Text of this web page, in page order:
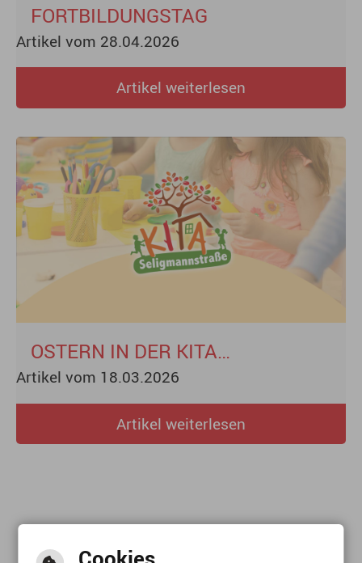
FORTBILDUNGSTAG
Artikel vom 28.04.2026
Artikel weiterlesen
OSTERN IN DER KITA
SELIGMANNSTRASSE
Artikel vom 18.03.2026
Artikel weiterlesen